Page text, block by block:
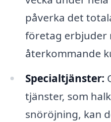
påverka det
företag
återkommande
Specialtjänster:
tjänster, som
snöröjning, kan